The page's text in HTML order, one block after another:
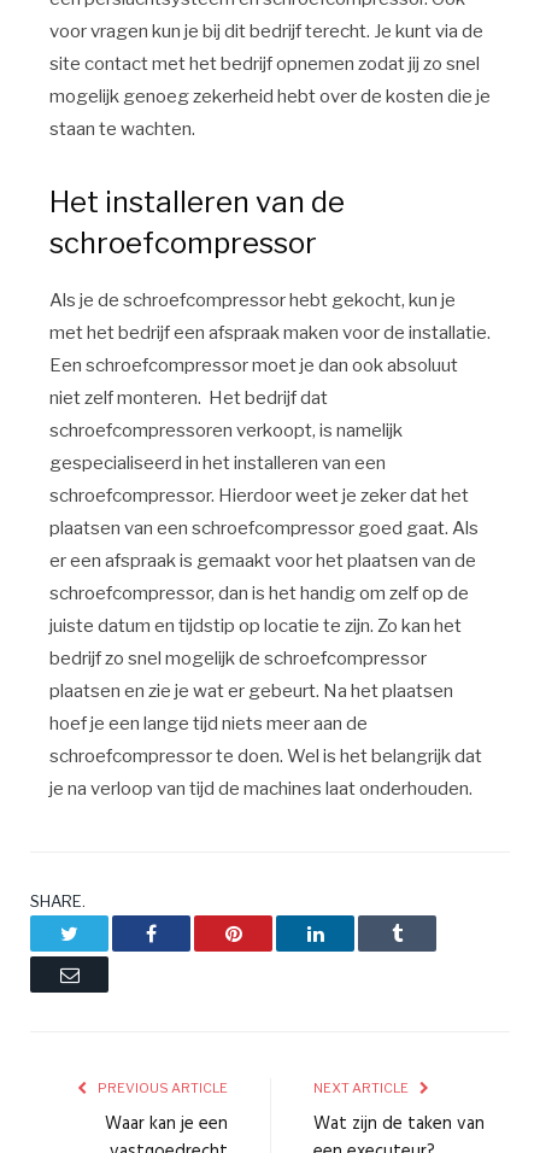
voor vragen kun je bij dit bedrijf terecht. Je kunt via de
site contact met het bedrijf opnemen zodat jij zo snel
mogelijk genoeg zekerheid hebt over de kosten die je
staan te wachten.
Het installeren van de
schroefcompressor
Als je de schroefcompressor hebt gekocht, kun je
met het bedrijf een afspraak maken voor de installatie.
Een schroefcompressor moet je dan ook absoluut
niet zelf monteren. Het bedrijf dat
schroefcompressoren verkoopt, is namelijk
gespecialiseerd in het installeren van een
schroefcompressor. Hierdoor weet je zeker dat het
plaatsen van een schroefcompressor goed gaat. Als
er een afspraak is gemaakt voor het plaatsen van de
schroefcompressor, dan is het handig om zelf op de
juiste datum en tijdstip op locatie te zijn. Zo kan het
bedrijf zo snel mogelijk de schroefcompressor
plaatsen en zie je wat er gebeurt. Na het plaatsen
hoef je een lange tijd niets meer aan de
schroefcompressor te doen. Wel is het belangrijk dat
je na verloop van tijd de machines laat onderhouden.
SHARE.
Facebook Pinterest LinkedIn Tumblr
Email
PREVIOUS ARTICLE
Waar kan je een
NEXT ARTICLE
Wat zijn de taken van